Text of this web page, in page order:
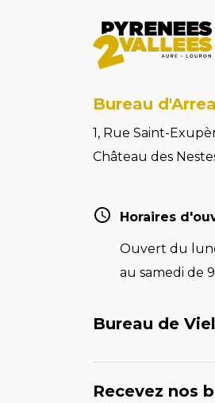
Bureau
1, Rue Saint-
Château des
Horaires
Ouvert du
au samedi de
Bureau de
Recevez nos